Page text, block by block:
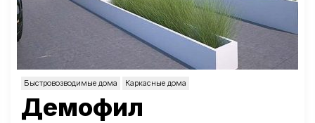
Быстровозводимые дома Каркасные дома
Демофил